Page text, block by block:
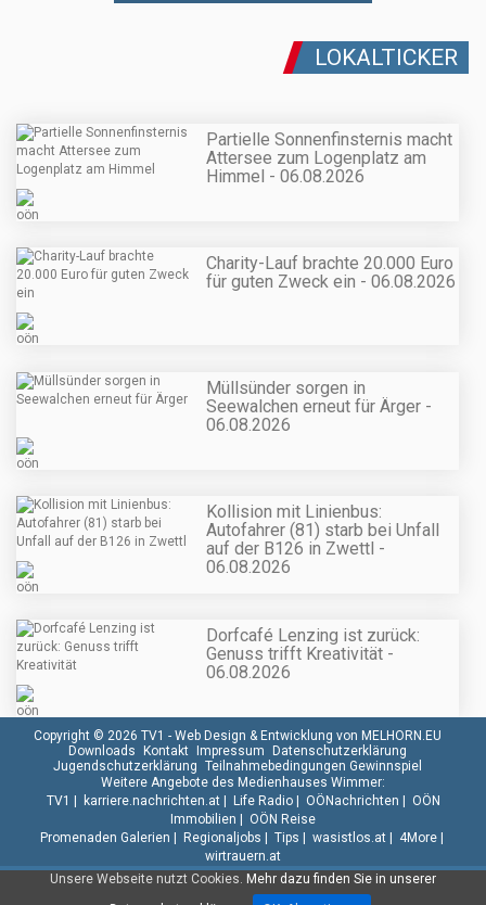
LOKALTICKER
Partielle Sonnenfinsternis macht
Attersee zum Logenplatz am
Himmel - 06.08.2026
Charity-Lauf brachte 20.000 Euro
für guten Zweck ein - 06.08.2026
Müllsünder sorgen in
Seewalchen erneut für Ärger -
06.08.2026
Kollision mit Linienbus:
Autofahrer (81) starb bei Unfall
auf der B126 in Zwettl -
06.08.2026
Dorfcafé Lenzing ist zurück:
Genuss trifft Kreativität -
06.08.2026
Unsere Webseite nutzt Cookies. Mehr dazu finden Sie in unserer
Copyright © 2026 TV1 - Web Design & Entwicklung von MELHORN.EU
Downloads
Kontakt Impressum
Datenschutzerklärung
Jugendschutzerklärung Teilnahmebedingungen Gewinnspiel
Weitere Angebote des Medienhauses Wimmer:
TV1
karriere.nachrichten.at| Life Radio| OÖNachrichten
OÖN
Immobilien
OÖN Reise
Promenaden Galerien
Regionaljobs Tips wasistlos.at| 4More|
wirtrauern.at